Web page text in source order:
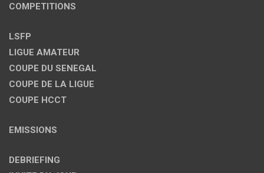
COMPETITIONS
LSFP
LIGUE AMATEUR
COUPE DU SENEGAL
COUPE DE LA LIGUE
COUPE HCCT
EMISSIONS
DEBRIEFING